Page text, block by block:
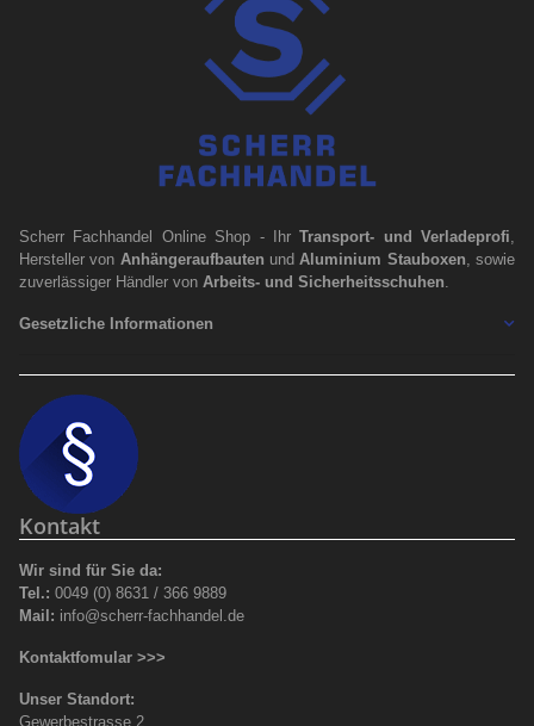
Scherr Fachhandel Online Shop - IhrTransport- und Verladeprofi,
Hersteller von Anhängeraufbauten und Aluminium Stauboxen, sowie
zuverlässiger Händler von Arbeits- und Sicherheitsschuhen.
Gesetzliche Informationen
Kontakt
Wir sind für Sie da:
Tel.: 0049 (0) 8631 / 366 9889
Mail: info@scherr-fachhandel.de
Kontaktfomular >>>
Unser Standort:
Gewerbestrasse 2